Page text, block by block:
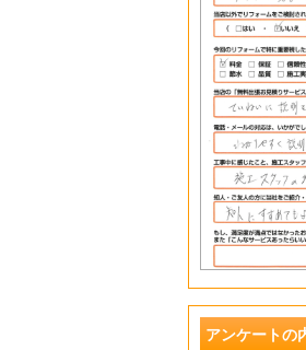
アンケートの